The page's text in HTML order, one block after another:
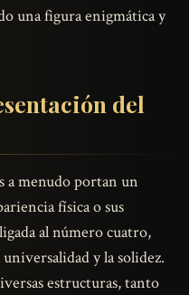
una figura enigmática y
del
a menudo portan un
física o sus
al número cuatro,
y la solidez.
estructuras, tanto